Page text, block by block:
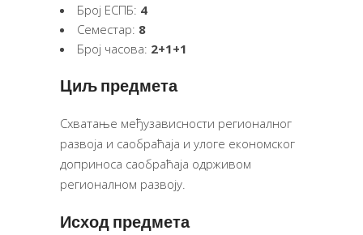
Број ЕСПБ: 4
Семестар: 8
Број часова: 2+1+1
Циљ предмета
Схватање међузависности регионалног
развоја и саобраћаја и улоге економског
доприноса саобраћаја одрживом
регионалном развоју.
Исход предмета